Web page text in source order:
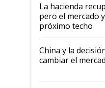
La hacienda
pero el mercado
próximo techo
China y la
cambiar el